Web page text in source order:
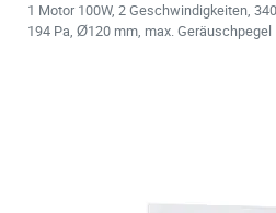
1 Motor 100W, 2 Geschwindigkeiten,
194 Pa, Ø120 mm, max. Geräuschpegel